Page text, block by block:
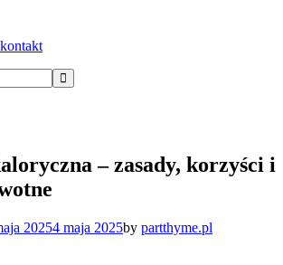
– zasady, korzyści i
20254 maja 2025by partthyme.pl